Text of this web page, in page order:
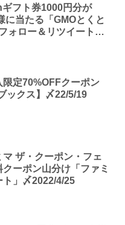
フト券1000円分が
に当たる「GMOとくと
ォロー＆リツイート
限定70%OFFクーポン
ックス】〆22/5/19
マ ザ・クーポン・フェ
クーポン山分け「ファミ
ト」〆2022/4/25